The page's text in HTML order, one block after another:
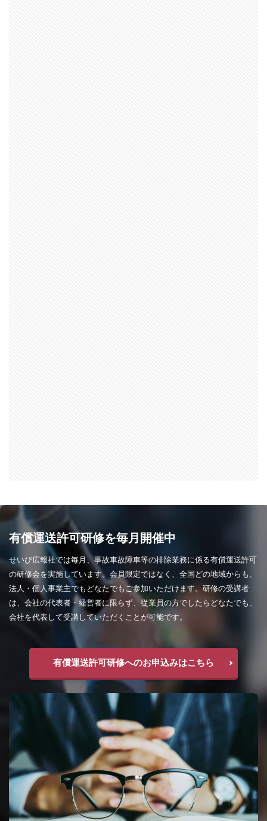
有償運送許可研修を毎月開催中
せいび広報社では毎月、事故車故障車等の排除業務に係る有償運送許可
の研修会を実施しています。会員限定ではなく、全国どの地域からも、
法人・個人事業主でもどなたでもご参加いただけます。研修の受講者
は、会社の代表者・経営者に限らず、従業員の方でしたらどなたでも、
会社を代表して受講していただくことが可能です。
有償運送許可研修へのお申込みはこちら